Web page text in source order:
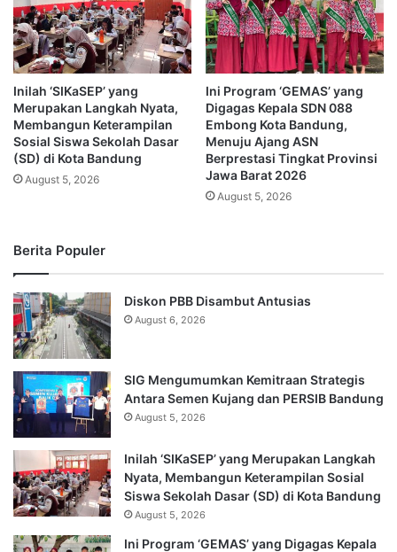
Inilah ‘SIKaSEP’ yang
Merupakan Langkah Nyata,
Membangun Keterampilan
Sosial Siswa Sekolah Dasar
(SD) di Kota Bandung
August 5, 2026
Ini Program ‘GEMAS’ yang
Digagas Kepala SDN 088
Embong Kota Bandung,
Menuju Ajang ASN
Berprestasi Tingkat Provinsi
Jawa Barat 2026
August 5, 2026
Berita Populer
Diskon PBB Disambut Antusias
August 6, 2026
SIG Mengumumkan Kemitraan Strategis
Antara Semen Kujang dan PERSIB Bandung
August 5, 2026
Inilah ‘SIKaSEP’ yang Merupakan Langkah
Nyata, Membangun Keterampilan Sosial
Siswa Sekolah Dasar (SD) di Kota Bandung
August 5, 2026
Ini Program ‘GEMAS’ yang Digagas Kepala